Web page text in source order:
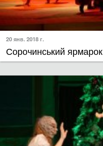
20 янв. 2018 г.
Сорочинський ярмарок